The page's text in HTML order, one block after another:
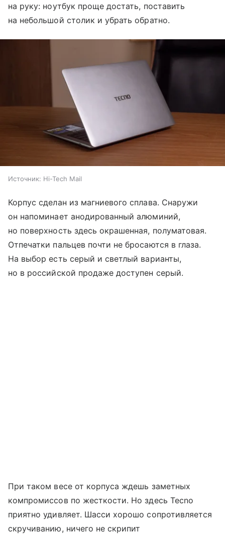
на руку: ноутбук проще достать, поставить
на небольшой столик и убрать обратно.
Источник: Hi-Tech Mail
Корпус сделан из магниевого сплава. Снаружи
он напоминает анодированный алюминий,
но поверхность здесь окрашенная, полуматовая.
Отпечатки пальцев почти не бросаются в глаза.
На выбор есть серый и светлый варианты,
но в российской продаже доступен серый.
При таком весе от корпуса ждешь заметных
компромиссов по жесткости. Но здесь Tecno
приятно удивляет. Шасси хорошо сопротивляется
скручиванию, ничего не скрипит